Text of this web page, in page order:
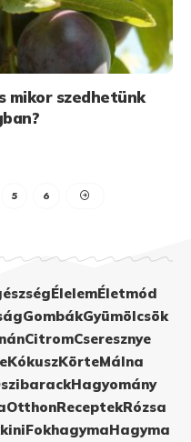
mikor szedhetünk
5 6
ÉlelemÉletmód
GombákGyümölcsök
CitromCseresznye
KókuszKörteMálna
Hagyomány
OtthonReceptekRózsa
FokhagymaHagyma